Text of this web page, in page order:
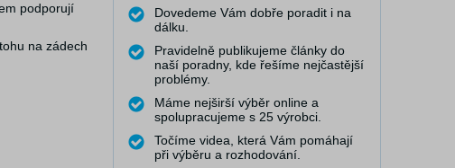
podporují
na zádech
Dovedeme Vám dobře poradit i na
dálku.
Pravidelně publikujeme články do
naší poradny, kde řešíme nejčastější
problémy.
Máme nejširší výběr online a
spolupracujeme s 25 výrobci.
Točíme videa, která Vám pomáhají
při výběru a rozhodování.